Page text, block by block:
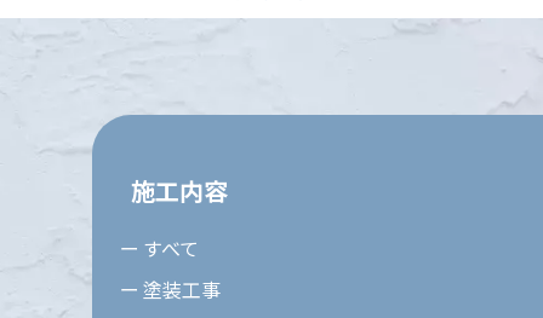
施工内容
すべて
塗装工事